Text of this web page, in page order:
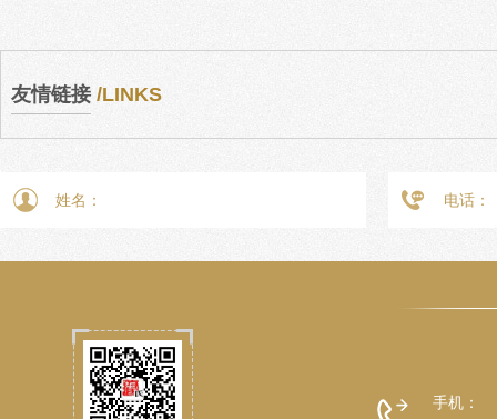
友情链接 /LINKS
手机：